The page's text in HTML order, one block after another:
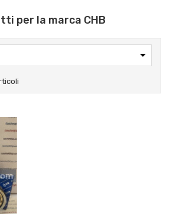
per la marca CHB
